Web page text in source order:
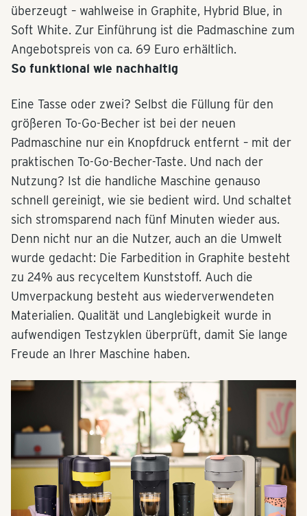
überzeugt – wahlweise in Graphite, Hybrid Blue, in
Soft White. Zur Einführung ist die Padmaschine zum
Angebotspreis von ca. 69 Euro erhältlich.
So funktional wie nachhaltig
Eine Tasse oder zwei? Selbst die Füllung für den
größeren To-Go-Becher ist bei der neuen
Padmaschine nur ein Knopfdruck entfernt – mit der
praktischen To-Go-Becher-Taste. Und nach der
Nutzung? Ist die handliche Maschine genauso
schnell gereinigt, wie sie bedient wird. Und schaltet
sich stromsparend nach fünf Minuten wieder aus.
Denn nicht nur an die Nutzer, auch an die Umwelt
wurde gedacht: Die Farbedition in Graphite besteht
zu 24% aus recyceltem Kunststoff. Auch die
Umverpackung besteht aus wiederverwendeten
Materialien. Qualität und Langlebigkeit wurde in
aufwendigen Testzyklen überprüft, damit Sie lange
Freude an Ihrer Maschine haben.